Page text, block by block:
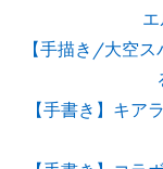
【手描き/大空
【手書き】キア